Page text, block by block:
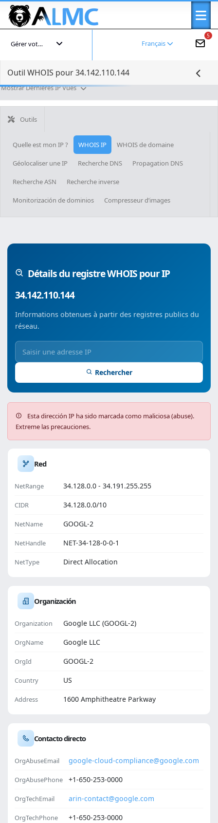
5
Français
Gérer votre compte
Outil WHOIS pour 34.142.110.144
Mostrar Dernières IP Vues
Outils
Quelle est mon IP ? WHOIS IP WHOIS de domaine
Géolocaliser une IP Recherche DNS Propagation DNS
Recherche ASN Recherche inverse
Monitorización de dominios Compresseur d’images
Détails du registre WHOIS pour IP
34.142.110.144
Informations obtenues à partir des registres publics du
réseau.
Rechercher
Esta dirección IP ha sido marcada como maliciosa (abuse).
Extreme las precauciones.
Red
NetRange 34.128.0.0 - 34.191.255.255
CIDR 34.128.0.0/10
NetName GOOGL-2
NetHandle NET-34-128-0-0-1
NetType Direct Allocation
Organización
Organization Google LLC (GOOGL-2)
OrgName Google LLC
OrgId GOOGL-2
Country US
Address 1600 Amphitheatre Parkway
Contacto directo
OrgAbuseEmail google-cloud-compliance@google.com
OrgAbusePhone +1-650-253-0000
OrgTechEmail arin-contact@google.com
OrgTechPhone +1-650-253-0000